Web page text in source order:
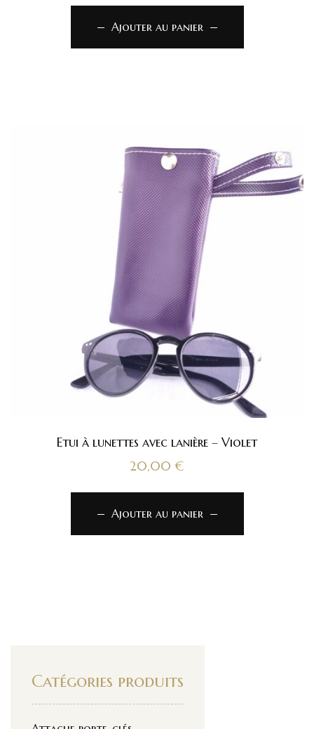
Ajouter au panier
Etui à lunettes avec lanière – Violet
20,00 €
Ajouter au panier
Catégories produits